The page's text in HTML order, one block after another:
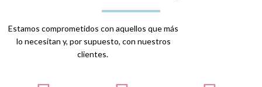
Estamos comprometidos con aquellos que más
lo necesitan y, por supuesto, con nuestros
clientes.